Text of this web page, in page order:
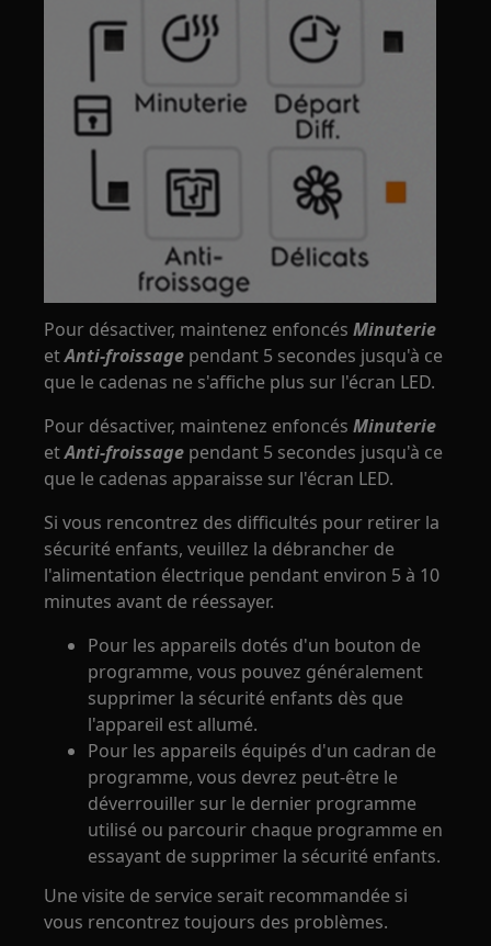
Pour désactiver, maintenez enfoncésMinuterie
etAnti-froissage pendant 5 secondes jusqu'à ce
que le cadenas ne s'affiche plus sur l'écran LED.
Pour désactiver, maintenez enfoncésMinuterie
etAnti-froissage pendant 5 secondes jusqu'à ce
que le cadenas apparaisse sur l'écran LED.
Si vous rencontrez des difficultés pour retirer la
sécurité enfants, veuillez la débrancher de
l'alimentation électrique pendant environ 5 à 10
minutes avant de réessayer.
Pour les appareils dotés d'un bouton de
programme, vous pouvez généralement
supprimer la sécurité enfants dès que
l'appareil est allumé.
Pour les appareils équipés d'un cadran de
programme, vous devrez peut-être le
déverrouiller sur le dernier programme
utilisé ou parcourir chaque programme en
essayant de supprimer la sécurité enfants.
Une visite de service serait recommandée si
vous rencontrez toujours des problèmes.